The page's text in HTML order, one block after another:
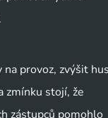
provoz, zvýšit
zmínku stojí, že
zástupců pomohlo